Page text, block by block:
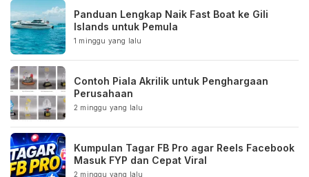
Panduan Lengkap Naik Fast Boat ke Gili
Islands untuk Pemula
1 minggu yang lalu
Contoh Piala Akrilik untuk Penghargaan
Perusahaan
2 minggu yang lalu
Kumpulan Tagar FB Pro agar Reels Facebook
Masuk FYP dan Cepat Viral
2 minggu yang lalu